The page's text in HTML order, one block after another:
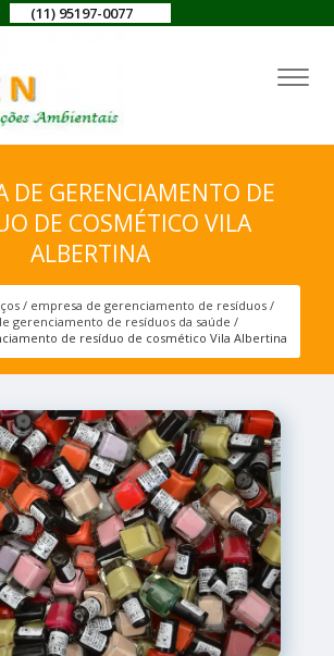
(11) 95197-0077
DE GERENCIAMENTO DE
DE COSMÉTICO VILA
ALBERTINA
empresa de gerenciamento de resíduos
gerenciamento de resíduos da saúde
de resíduo de cosmético Vila Albertina